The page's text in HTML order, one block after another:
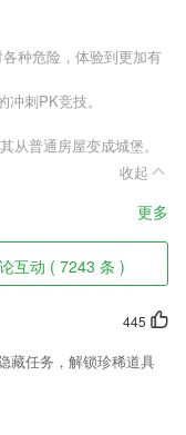
种危险，体验到更加有
刺PK竞技。
从普通房屋变成城堡。
收起
更多
互动 ( 7243 条 )
445
藏任务，解锁珍稀道具